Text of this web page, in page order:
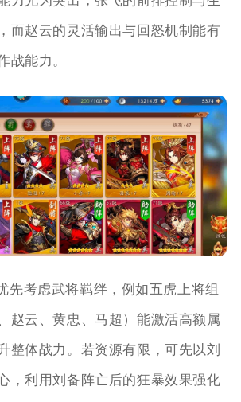
而赵云的灵活输出与回怒机制能有
战能力。
先考虑武将羁绊，例如五虎上将组
赵云、黄忠、马超）能激活高额属
整体战力。若资源有限，可先以刘
，利用刘备阵亡后的狂暴效果强化